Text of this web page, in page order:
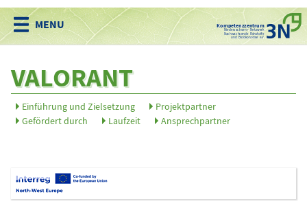
Kompetenzzentrum
Niedersachsen • Netzwerk
Nachwachsende Rohstoffe
und Bioökonomie e.V.
VALORANT
Einführung und Zielsetzung
Projektpartner
Gefördert durch
Laufzeit Ansprechpartner